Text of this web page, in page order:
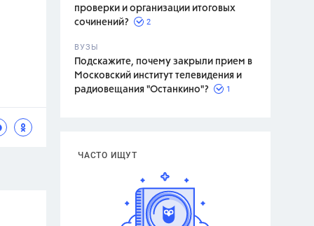
проверки и организации итоговых
сочинений?
2
ВУЗЫ
Подскажите, почему закрыли прием в
Московский институт телевидения и
радиовещания "Останкино"?
1
ЧАСТО ИЩУТ